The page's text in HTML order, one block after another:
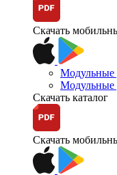
Скачать
Модульные
Модульные
Скачать каталог
Скачать